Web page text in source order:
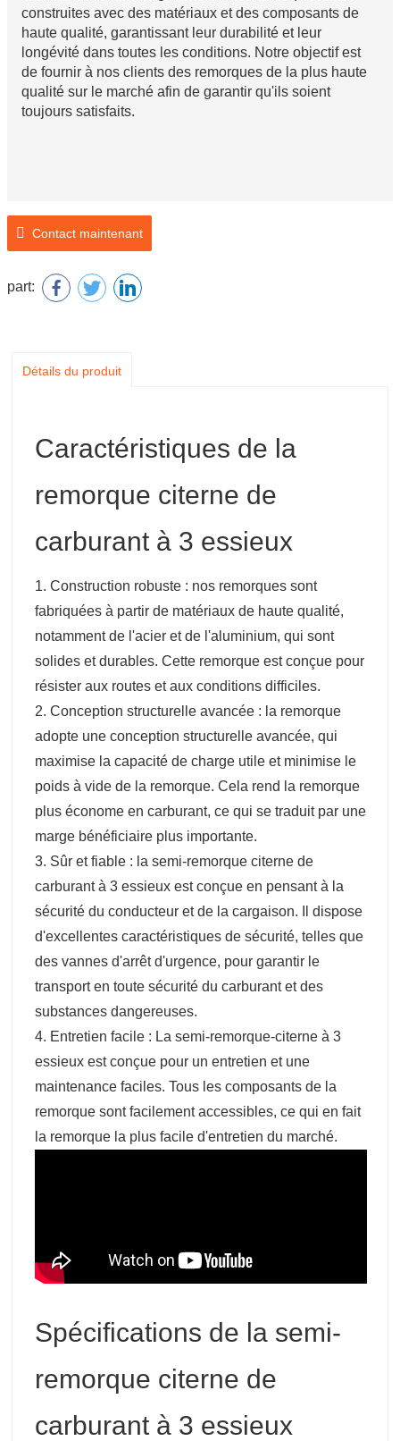
construites avec des matériaux et des composants de
haute qualité, garantissant leur durabilité et leur
longévité dans toutes les conditions. Notre objectif est
de fournir à nos clients des remorques de la plus haute
qualité sur le marché afin de garantir qu'ils soient
toujours satisfaits.
Contact maintenant
part:
Détails du produit
Caractéristiques de la
remorque citerne de
carburant à 3 essieux
1. Construction robuste : nos remorques sont
fabriquées à partir de matériaux de haute qualité,
notamment de l'acier et de l'aluminium, qui sont
solides et durables. Cette remorque est conçue pour
résister aux routes et aux conditions difficiles.
2. Conception structurelle avancée : la remorque
adopte une conception structurelle avancée, qui
maximise la capacité de charge utile et minimise le
poids à vide de la remorque. Cela rend la remorque
plus économe en carburant, ce qui se traduit par une
marge bénéficiaire plus importante.
3. Sûr et fiable : la semi-remorque citerne de
carburant à 3 essieux est conçue en pensant à la
sécurité du conducteur et de la cargaison. Il dispose
d'excellentes caractéristiques de sécurité, telles que
des vannes d'arrêt d'urgence, pour garantir le
transport en toute sécurité du carburant et des
substances dangereuses.
4. Entretien facile : La semi-remorque-citerne à 3
essieux est conçue pour un entretien et une
maintenance faciles. Tous les composants de la
remorque sont facilement accessibles, ce qui en fait
la remorque la plus facile d'entretien du marché.
Spécifications de la semi-
remorque citerne de
carburant à 3 essieux